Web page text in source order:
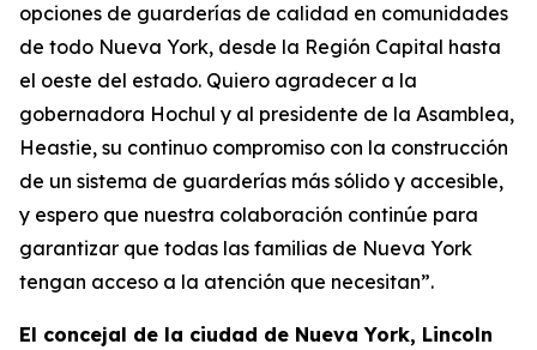
opciones de guarderías de calidad en comunidades
de todo Nueva York, desde la Región Capital hasta
el oeste del estado. Quiero agradecer a la
gobernadora Hochul y al presidente de la Asamblea,
Heastie, su continuo compromiso con la construcción
de un sistema de guarderías más sólido y accesible,
y espero que nuestra colaboración continúe para
garantizar que todas las familias de Nueva York
tengan acceso a la atención que necesitan”.
El concejal de la ciudad de Nueva York, Lincoln